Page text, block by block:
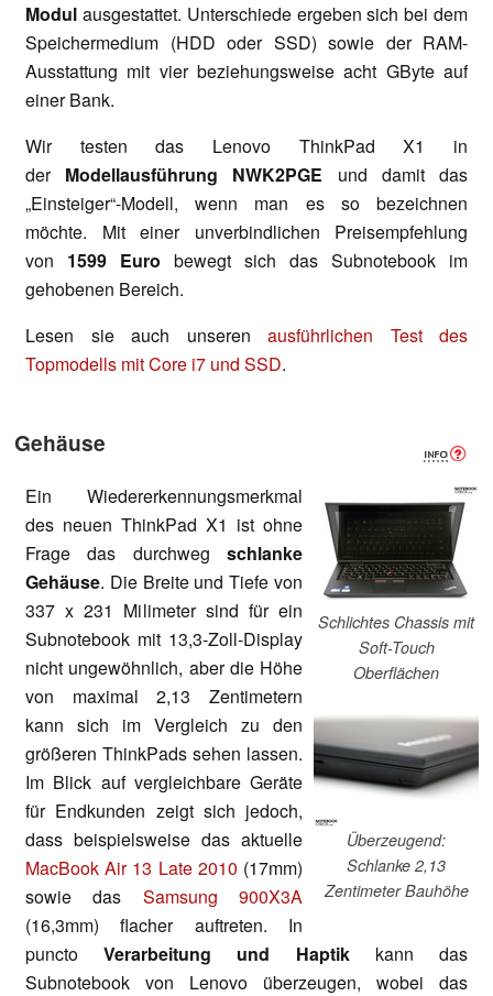
Modul ausgestattet. Unterschiede ergeben sich bei dem
Speichermedium (HDD oder SSD) sowie der RAM-
Ausstattung mit vier beziehungsweise acht GByte auf
einer Bank.
Wir testen das Lenovo ThinkPad X1 in
der Modellausführung NWK2PGE und damit das
„Einsteiger“-Modell, wenn man es so bezeichnen
möchte. Mit einer unverbindlichen Preisempfehlung
von 1599 Euro bewegt sich das Subnotebook im
gehobenen Bereich.
Lesen sie auch unseren ausführlichen Test des
Topmodells mit Core i7 und SSD.
Gehäuse
Schlichtes Chassis mit
Soft-Touch
Oberflächen
Überzeugend:
Schlanke 2,13
Zentimeter Bauhöhe
Ein Wiedererkennungsmerkmal
des neuen ThinkPad X1 ist ohne
Frage das durchweg schlanke
Gehäuse. Die Breite und Tiefe von
337 x 231 Milimeter sind für ein
Subnotebook mit 13,3-Zoll-Display
nicht ungewöhnlich, aber die Höhe
von maximal 2,13 Zentimetern
kann sich im Vergleich zu den
größeren ThinkPads sehen lassen.
Im Blick auf vergleichbare Geräte
für Endkunden zeigt sich jedoch,
dass beispielsweise das aktuelle
MacBook Air 13 Late 2010 (17mm)
sowie das Samsung 900X3A
(16,3mm) flacher auftreten. In
punctoVerarbeitung und Haptikkann das
Subnotebook von Lenovo überzeugen, wobei das